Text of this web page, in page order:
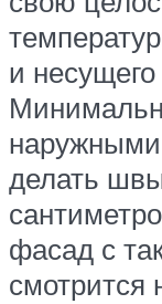
и
делать
фасад с
смотрится